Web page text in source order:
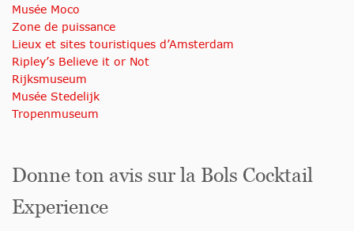
Musée Moco
Zone de puissance
Lieux et sites touristiques d’Amsterdam
Ripley’s Believe it or Not
Rijksmuseum
Musée Stedelijk
Tropenmuseum
Donne ton avis sur la Bols Cocktail
Experience